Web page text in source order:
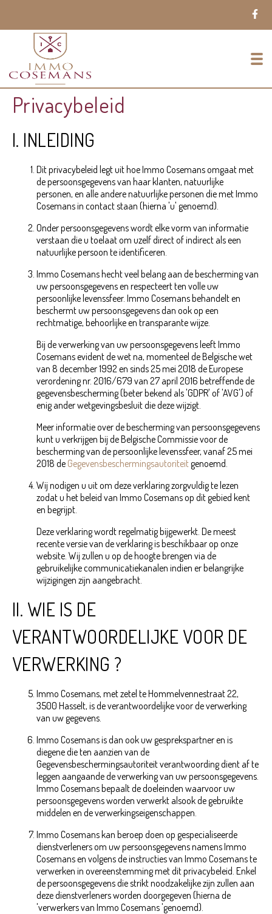
Privacybeleid
I. INLEIDING
Dit privacybeleid legt uit hoe Immo Cosemans omgaat met
de persoonsgegevens van haar klanten, natuurlijke
personen, en alle andere natuurlijke personen die met Immo
Cosemans in contact staan (hierna 'u' genoemd).
Onder persoonsgegevens wordt elke vorm van informatie
verstaan die u toelaat om uzelf direct of indirect als een
natuurlijke persoon te identificeren.
Immo Cosemans hecht veel belang aan de bescherming van
uw persoonsgegevens en respecteert ten volle uw
persoonlijke levenssfeer. Immo Cosemans behandelt en
beschermt uw persoonsgegevens dan ook op een
rechtmatige, behoorlijke en transparante wijze.
Bij de verwerking van uw persoonsgegevens leeft Immo
Cosemans evident de wet na, momenteel de Belgische wet
van 8 december 1992 en sinds 25 mei 2018 de Europese
verordening nr. 2016/679 van 27 april 2016 betreffende de
gegevensbescherming (beter bekend als 'GDPR' of 'AVG') of
enig ander wetgevingsbesluit die deze wijzigt.
Meer informatie over de bescherming van persoonsgegevens
kunt u verkrijgen bij de Belgische Commissie voor de
bescherming van de persoonlijke levenssfeer, vanaf 25 mei
2018 de Gegevensbeschermingsautoriteit genoemd.
Wij nodigen u uit om deze verklaring zorgvuldig te lezen
zodat u het beleid van Immo Cosemans op dit gebied kent
en begrijpt.
Deze verklaring wordt regelmatig bijgewerkt. De meest
recente versie van de verklaring is beschikbaar op onze
website. Wij zullen u op de hoogte brengen via de
gebruikelijke communicatiekanalen indien er belangrijke
wijzigingen zijn aangebracht.
II. WIE IS DE
VERANTWOORDELIJKE VOOR DE
VERWERKING ?
Immo Cosemans, met zetel te Hommelvennestraat 22,
3500 Hasselt, is de verantwoordelijke voor de verwerking
van uw gegevens.
Immo Cosemans is dan ook uw gesprekspartner en is
diegene die ten aanzien van de
Gegevensbeschermingsautoriteit verantwoording dient af te
leggen aangaande de verwerking van uw persoonsgegevens.
Immo Cosemans bepaalt de doeleinden waarvoor uw
persoonsgegevens worden verwerkt alsook de gebruikte
middelen en de verwerkingseigenschappen.
Immo Cosemans kan beroep doen op gespecialiseerde
dienstverleners om uw persoonsgegevens namens Immo
Cosemans en volgens de instructies van Immo Cosemans te
verwerken in overeenstemming met dit privacybeleid. Enkel
de persoonsgegevens die strikt noodzakelijke zijn zullen aan
deze dienstverleners worden doorgegeven (hierna de
'verwerkers van Immo Cosemans 'genoemd).